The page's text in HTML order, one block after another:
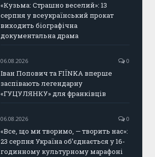
«Кузьма: Страшно веселий»: 13
серпня у всеукраїнський прокат
виходить біографічна
документальна драма
06.08.2026 0
Іван Попович та FIÏNKA вперше
заспівають легендарну
«ГУЦУЛЯНКУ» для франківців
06.08.2026 0
«Все, що ми творимо, — творить нас»:
23 серпня Україна об’єднається у 16-
годинному культурному марафоні